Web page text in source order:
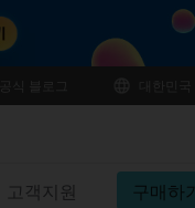
고객지원 구매하기